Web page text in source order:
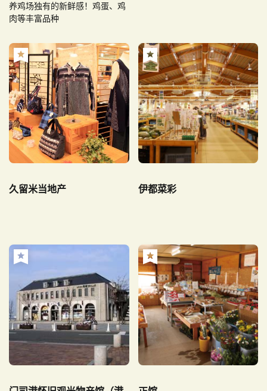
养鸡场独有的新鲜感！鸡蛋、鸡
肉等丰富品种
久留米当地产 伊都菜彩